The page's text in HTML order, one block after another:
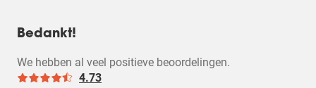
Bedankt!
We hebben al veel positieve beoordelingen.
4.73